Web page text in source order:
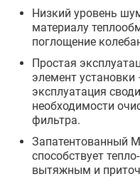
Низкий уровень
материалу
поглощение
Простая
элемент
эксплуатация
необходимости
фильтра.
Запатентованный
способствует
вытяжным и